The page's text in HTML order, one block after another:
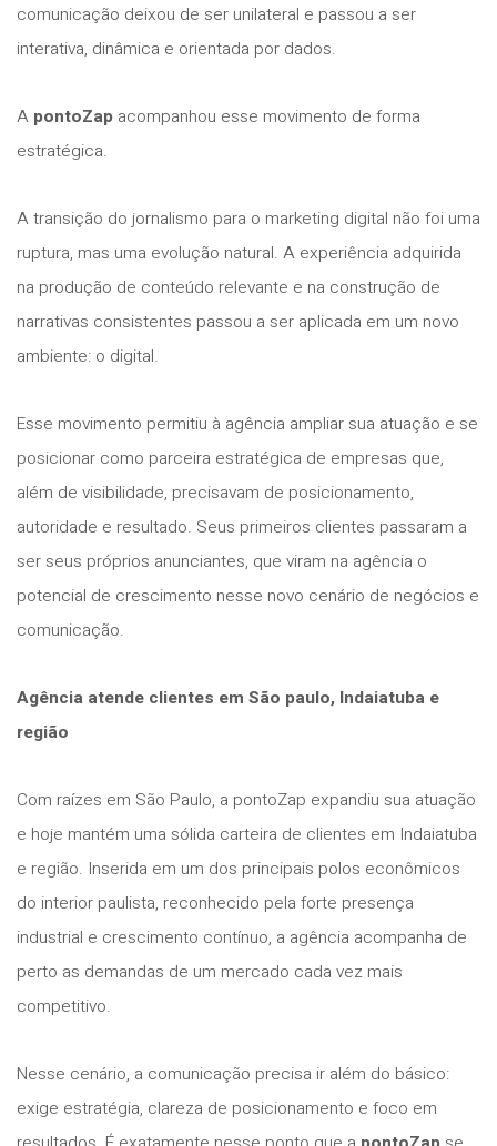
comunicação deixou de ser unilateral e passou a ser
interativa, dinâmica e orientada por dados.
A pontoZap acompanhou esse movimento de forma
estratégica.
A transição do jornalismo para o marketing digital não foi uma
ruptura, mas uma evolução natural. A experiência adquirida
na produção de conteúdo relevante e na construção de
narrativas consistentes passou a ser aplicada em um novo
ambiente: o digital.
Esse movimento permitiu à agência ampliar sua atuação e se
posicionar como parceira estratégica de empresas que,
além de visibilidade, precisavam de posicionamento,
autoridade e resultado. Seus primeiros clientes passaram a
ser seus próprios anunciantes, que viram na agência o
potencial de crescimento nesse novo cenário de negócios e
comunicação.
Agência atende clientes em São paulo, Indaiatuba e
região
Com raízes em São Paulo, a pontoZap expandiu sua atuação
e hoje mantém uma sólida carteira de clientes em Indaiatuba
e região. Inserida em um dos principais polos econômicos
do interior paulista, reconhecido pela forte presença
industrial e crescimento contínuo, a agência acompanha de
perto as demandas de um mercado cada vez mais
competitivo.
Nesse cenário, a comunicação precisa ir além do básico:
exige estratégia, clareza de posicionamento e foco em